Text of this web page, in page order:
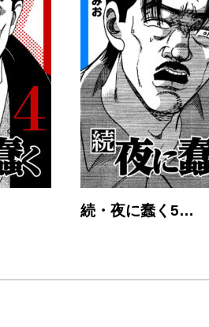
続・夜に蠢く5…